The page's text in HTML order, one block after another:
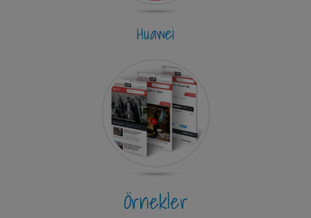
Huawei
Örnekler